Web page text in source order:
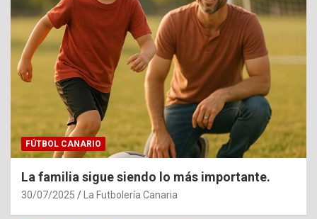
FÚTBOL CANARIO
La familia sigue siendo lo más importante.
30/07/2025 La Futbolería Canaria